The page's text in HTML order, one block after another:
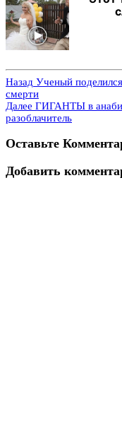
Назад Ученый
смерти
Далее ГИГАНТЫ в
разоблачитель
Оставьте
Добавить